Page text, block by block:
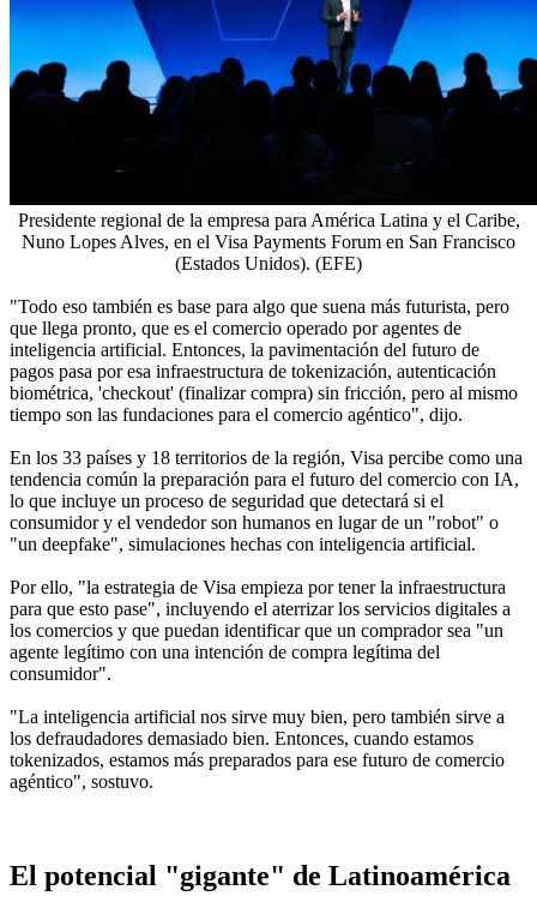
Presidente regional de la empresa para América Latina y el Caribe,
Nuno Lopes Alves, en el Visa Payments Forum en San Francisco
(Estados Unidos). (EFE)
"Todo eso también es base para algo que suena más futurista, pero
que llega pronto, que es el comercio operado por agentes de
inteligencia artificial. Entonces, la pavimentación del futuro de
pagos pasa por esa infraestructura de tokenización, autenticación
biométrica, 'checkout' (finalizar compra) sin fricción, pero al mismo
tiempo son las fundaciones para el comercio agéntico", dijo.
En los 33 países y 18 territorios de la región, Visa percibe como una
tendencia común la preparación para el futuro del comercio con IA,
lo que incluye un proceso de seguridad que detectará si el
consumidor y el vendedor son humanos en lugar de un "robot" o
"un deepfake", simulaciones hechas con inteligencia artificial.
Por ello, "la estrategia de Visa empieza por tener la infraestructura
para que esto pase", incluyendo el aterrizar los servicios digitales a
los comercios y que puedan identificar que un comprador sea "un
agente legítimo con una intención de compra legítima del
consumidor".
"La inteligencia artificial nos sirve muy bien, pero también sirve a
los defraudadores demasiado bien. Entonces, cuando estamos
tokenizados, estamos más preparados para ese futuro de comercio
agéntico", sostuvo.
El potencial "gigante" de Latinoamérica